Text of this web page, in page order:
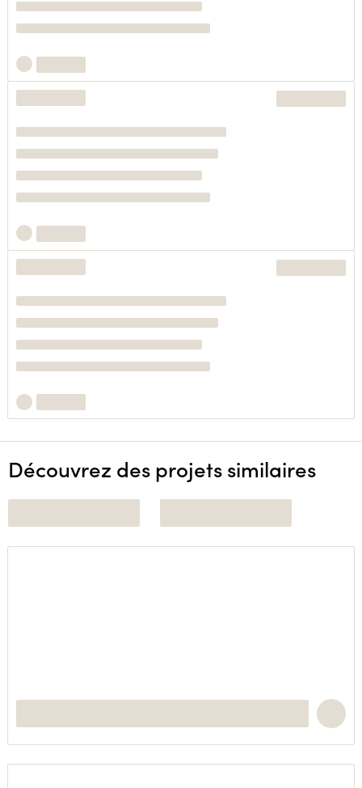
Découvrez des projets similaires